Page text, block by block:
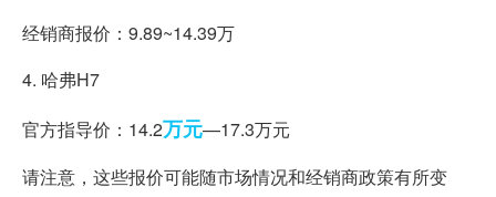
经销商报价：9.89~14.39万
4. 哈弗H7
官方指导价：14.2万元—17.3万元
请注意，这些报价可能随市场情况和经销商政策有所变